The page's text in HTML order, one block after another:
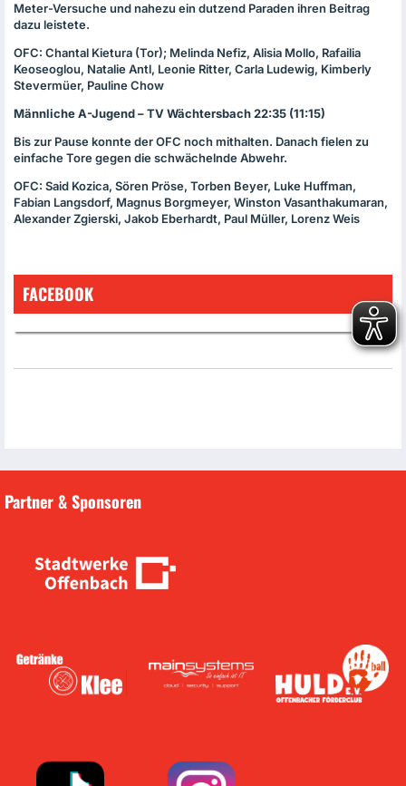
Meter-Versuche und nahezu ein dutzend Paraden ihren Beitrag
dazu leistete.
OFC: Chantal Kietura (Tor); Melinda Nefiz, Alisia Mollo, Rafailia
Keoseoglou, Natalie Antl, Leonie Ritter, Carla Ludewig, Kimberly
Stevermüer, Pauline Chow
Männliche A-Jugend – TV Wächtersbach 22:35 (11:15)
Bis zur Pause konnte derOFC noch mithalten. Danach fielen zu
einfache Tore gegen die schwächelnde Abwehr.
OFC: Said Kozica, Sören Pröse, Torben Beyer, Luke Huffman,
Fabian Langsdorf, Magnus Borgmeyer, Winston Vasanthakumaran,
Alexander Zgierski, Jakob Eberhardt, Paul Müller, Lorenz Weis
FACEBOOK
Partner & Sponsoren